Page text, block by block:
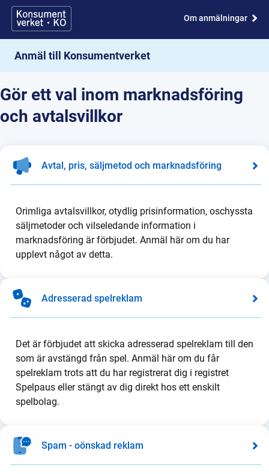
Anmäl till Konsumentverket
Om anmälningar
Gör ett val inom marknadsföring
och avtalsvillkor
Avtal, pris, säljmetod och marknadsföring
Orimliga avtalsvillkor, otydlig prisinformation, oschyssta
säljmetoder och vilseledande information i
marknadsföring är förbjudet. Anmäl här om du har
upplevt något av detta.
Adresserad spelreklam
Det är förbjudet att skicka adresserad spelreklam till den
som är avstängd från spel. Anmäl här om du får
spelreklam trots att du har registrerat dig i registret
Spelpaus eller stängt av dig direkt hos ett enskilt
spelbolag.
Spam - oönskad reklam